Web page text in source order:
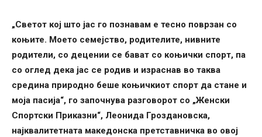
„Светот кој што јас го познавам е тесно поврзан со
коњите. Моето семејство, родителите, нивните
родители, со децении се бават со коњички спорт, па
со оглед дека јас се родив и израснав во таква
средина природно беше коњичкиот спорт да стане и
моја пасија“, го започнува разговорот со „Женски
Спортски Приказни“, Леонида Гроздановска,
најквалитетната македонска претставничка во овој